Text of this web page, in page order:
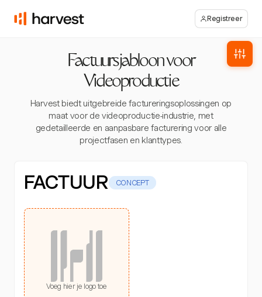
Registreer
Factuursjabloon voor
Videoproductie
Harvest biedt uitgebreide factureringsoplossingen op
maat voor de videoproductie-industrie, met
gedetailleerde en aanpasbare facturering voor alle
projectfasen en klanttypes.
FACTUUR CONCEPT
Voeg hier je logo toe